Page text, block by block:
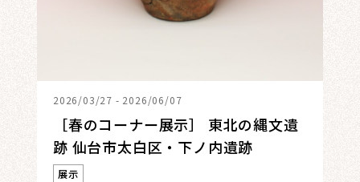
2026/03/27 - 2026/06/07
［春のコーナー展示］ 東北の縄文遺
跡 仙台市太白区・下ノ内遺跡
展示